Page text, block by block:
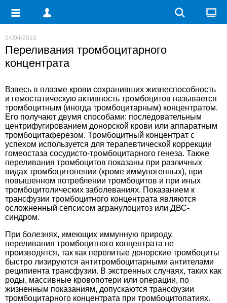
04/04/2010
Переливания тромбоцитарного
концентрата
Взвесь в плазме крови сохранивших жизнеспособность
и гемостатическую активность тромбоцитов называется
тромбоцитным (иногда тромбоцитарным) концентратом.
Его получают двумя способами: последовательным
центрифугированием донорской крови или аппаратным
тромбоцитаферезом. Тромбоцитный концентрат с
успехом используется для терапевтической коррекции
гомеостаза сосудисто-тромбоцитарного генеза. Также
переливания тромбоцитов показаны при различных
видах тромбоцитопении (кроме иммуногенных), при
повышенном потреблении тромбоцитов и при иных
тромбоцитолических заболеваниях. Показанием к
трансфузии тромбоцитного концентрата являются
осложненный сепсисом агранулоцитоз или ДВС-
синдром.
При болезнях, имеющих иммунную природу,
переливания тромбоцитного концентрата не
производятся, так как перелитые донорские тромбоциты
быстро лизируются антитромбоцитарными антителами
реципиента трансфузии. В экстренных случаях, таких как
роды, массивные кровопотери или операции, по
жизненным показаниям, допускаются трансфузии
тромбоцитарного концентрата при тромбоцитопатиях.